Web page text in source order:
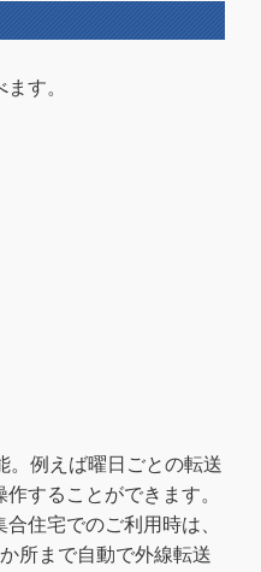
す。
。例えば曜日ごとの転送
することができます。
住宅でのご利用時は、
所まで自動で外線転送